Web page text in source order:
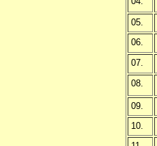
05.
06.
07.
08.
09.
10.